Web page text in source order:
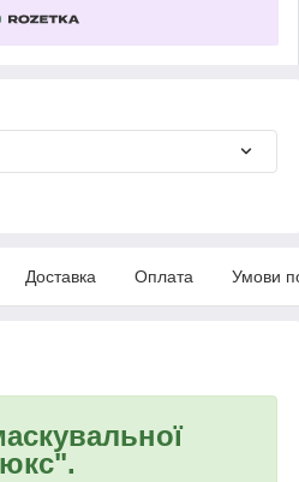
Доставка Оплата Умови